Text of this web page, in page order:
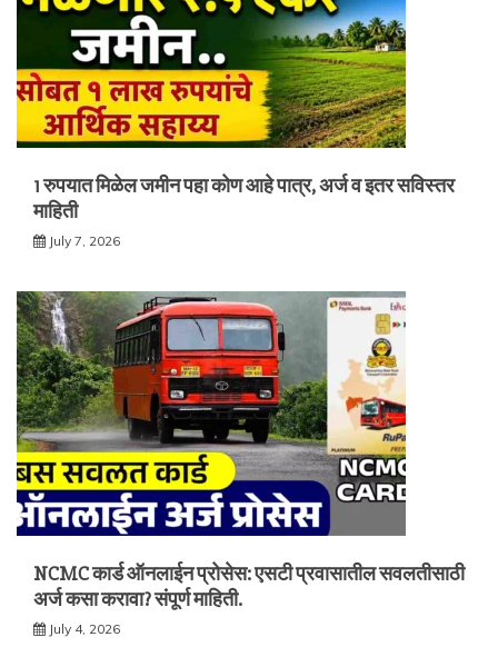
1 रुपयात मिळेल जमीन पहा कोण आहे पात्र, अर्ज व इतर सविस्तर
माहिती
July 7, 2026
NCMC कार्ड ऑनलाईन प्रोसेस: एसटी प्रवासातील सवलतीसाठी
अर्ज कसा करावा? संपूर्ण माहिती.
July 4, 2026